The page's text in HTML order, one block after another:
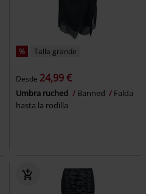
% Talla grande
Desde 24,99 €
Umbra ruched Banned
Falda
hasta la rodilla